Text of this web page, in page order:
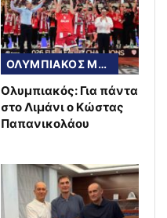
ΟΛΥΜΠΙΑΚΟΣ ΜΠΑΣΚΕΤ
Ολυμπιακός: Για πάντα
στο Λιμάνι ο Κώστας
Παπανικολάου